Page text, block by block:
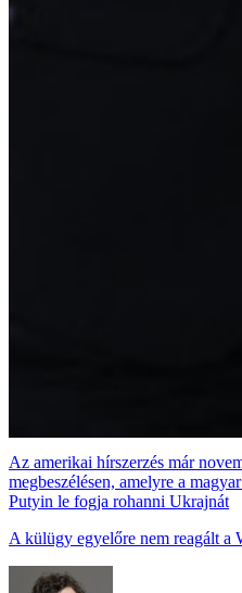
Az amerikai hírszerzés már
megbeszélésen, amelyre a
Putyin le fogja rohanni Ukrajnát
A külügy egyelőre nem reagált a